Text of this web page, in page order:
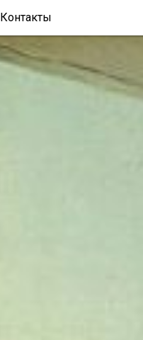
Контакты